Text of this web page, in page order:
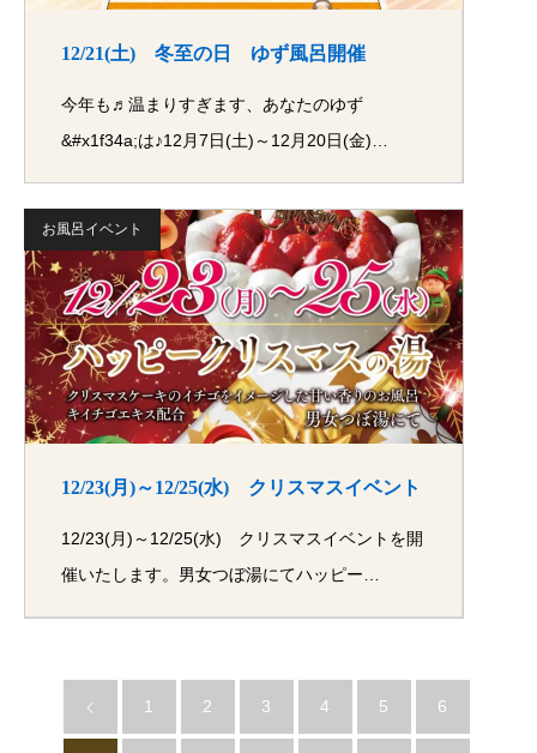
12/21(土) 冬至の日 ゆず風呂開催
今年も♬温まりすぎます、あなたのゆず
&#x1f34a;は♪12月7日(土)～12月20日(金)…
お風呂イベント
12/23(月)～12/25(水) クリスマスイベント
12/23(月)～12/25(水) クリスマスイベントを開
催いたします。男女つぼ湯にてハッピー…
1 2 3 4 5 6